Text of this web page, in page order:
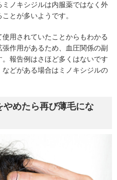
ノキシジルは内服薬ではなく外
とが多いようです。
用されていたことからもわかる
作用があるため、血圧関係の副
報告例はさほど多くはないです
どがある場合はミノキシジルの
めたら再び薄毛にな